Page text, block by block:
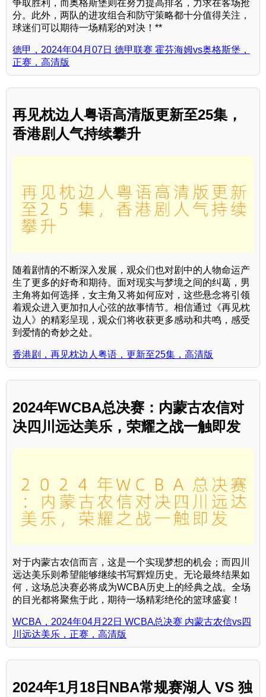
争取胜利，而奥格斯堡则在努力提高排名，力求在客场抢
分。此外，两队的进攻组合和防守策略都十分值得关注，
球迷们可以期待一场精彩的对决！**
德甲，2024年04月07日 德甲联赛 霍芬海姆vs奥格斯堡，
正赛，高清版
再见枕边人粤语高清版更新至25集，
香港剧人气持续攀升
随着剧情的不断深入发展，观众们也对剧中的人物命运产
生了更多的好奇和期待。面对现实与梦境之间的纠葛，男
主角将如何选择，女主角又将如何应对，这些悬念将引领
着观众进入更加扣人心弦的故事情节。相信通过《再见枕
边人》的精彩呈现，观众们将收获更多感动和共鸣，感受
到爱情的奇妙之处。
香港剧，再见枕边人粤语，更新至25集，高清版
2024年WCBA总决赛：内蒙古农信对
决四川远达美乐，荣耀之战一触即发
对于内蒙古农信而言，这是一个实现梦想的机会；而四川
远达美乐则希望能够继续书写辉煌历史。无论最终结果如
何，这场总决赛必将成为WCBA历史上的经典之战。全场
的目光都将聚焦于此，期待一场精彩绝伦的篮球盛宴！
WCBA，2024年04月22日 WCBA总决赛 内蒙古农信vs四
川远达美乐，正赛，高清版
2024年1月18日NBA常规赛湖人 VS 独